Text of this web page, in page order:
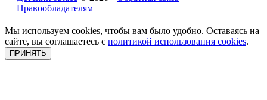
Правообладателям
Мы используем cookies, чтобы вам было удобно. Оставаясь на
сайте, вы соглашаетесь с политикой использования cookies.
ПРИНЯТЬ